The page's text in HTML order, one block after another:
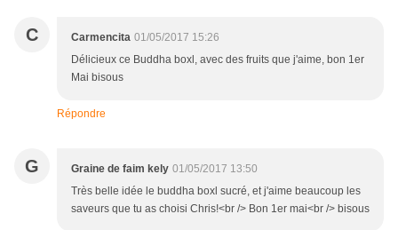
C Carmencita 01/05/2017 15:26
Délicieux ce Buddha boxl, avec des fruits que j'aime, bon 1er
Mai bisous
Répondre
G Graine de faim kely 01/05/2017 13:50
Très belle idée le buddha boxl sucré, et j'aime beaucoup les
saveurs que tu as choisi Chris!<br /> Bon 1er mai<br /> bisous